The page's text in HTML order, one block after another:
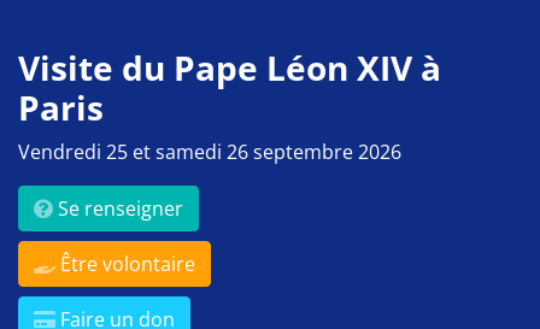
Visite du Pape Léon XIV à
Paris
Vendredi 25 et samedi 26 septembre 2026
Se renseigner
Être volontaire
Faire un don